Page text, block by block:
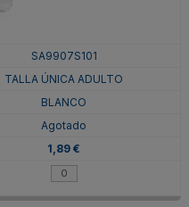
SA9907S101
TALLA ÚNICA ADULTO
BLANCO
Agotado
1,89 €